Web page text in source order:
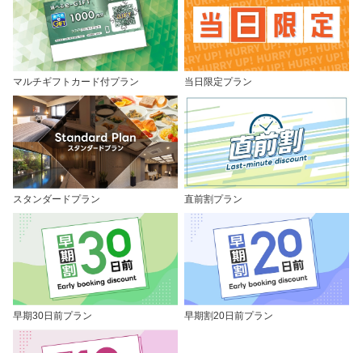
マルチギフトカード付プラン 当日限定プラン
スタンダードプラン 直前割プラン
早期30日前プラン 早期割20日前プラン